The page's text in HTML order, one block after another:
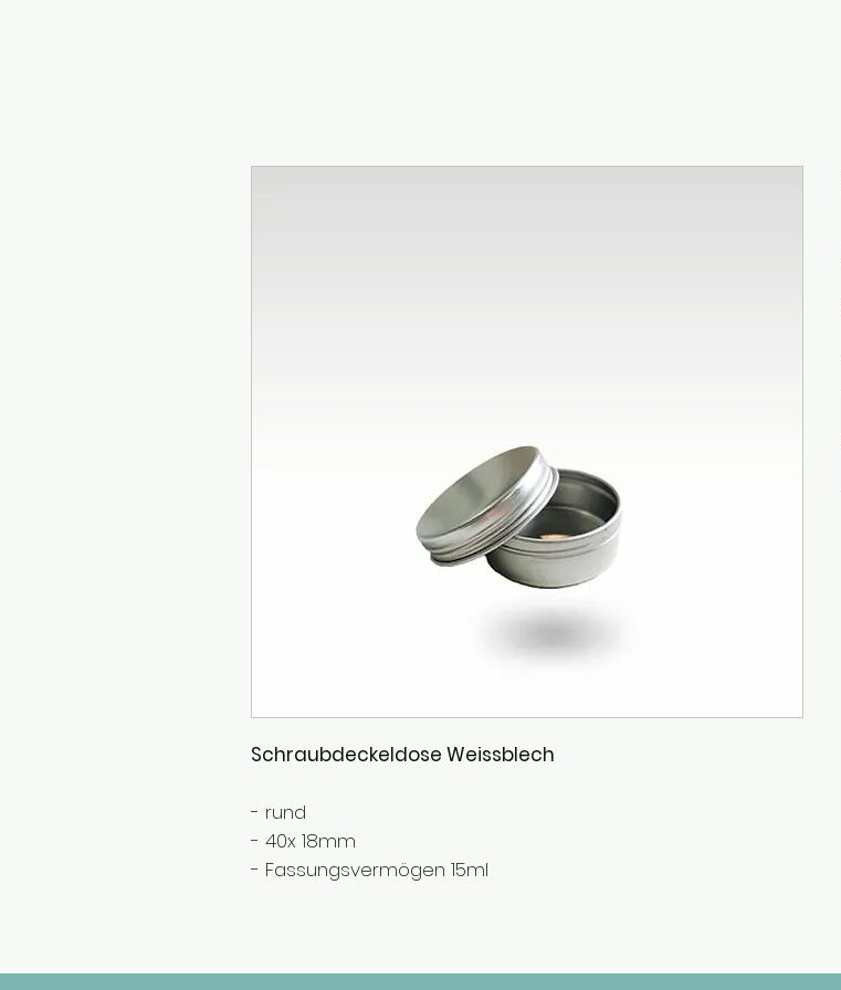
Schraubdeckeldose Weissblech
- rund
- 40x 18mm
- Fassungsvermögen 15ml